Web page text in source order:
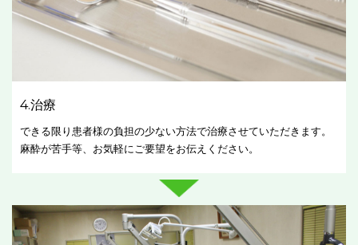
4.治療
できる限り患者様の負担の少ない方法で治療させていただきます。
麻酔が苦手等、お気軽にご要望をお伝えください。